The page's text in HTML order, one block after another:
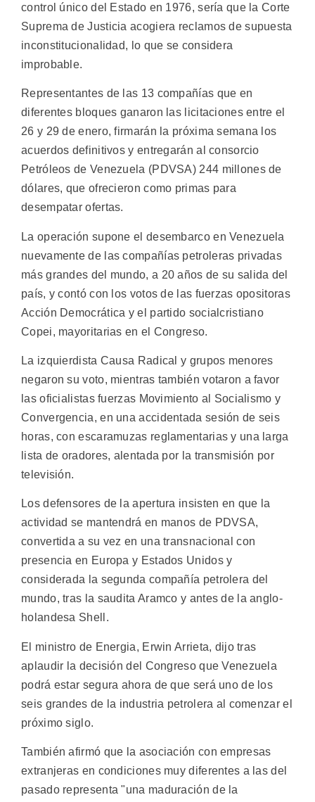
control único del Estado en 1976, sería que la Corte
Suprema de Justicia acogiera reclamos de supuesta
inconstitucionalidad, lo que se considera
improbable.
Representantes de las 13 compañías que en
diferentes bloques ganaron las licitaciones entre el
26 y 29 de enero, firmarán la próxima semana los
acuerdos definitivos y entregarán al consorcio
Petróleos de Venezuela (PDVSA) 244 millones de
dólares, que ofrecieron como primas para
desempatar ofertas.
La operación supone el desembarco en Venezuela
nuevamente de las compañías petroleras privadas
más grandes del mundo, a 20 años de su salida del
país, y contó con los votos de las fuerzas opositoras
Acción Democrática y el partido socialcristiano
Copei, mayoritarias en el Congreso.
La izquierdista Causa Radical y grupos menores
negaron su voto, mientras también votaron a favor
las oficialistas fuerzas Movimiento al Socialismo y
Convergencia, en una accidentada sesión de seis
horas, con escaramuzas reglamentarias y una larga
lista de oradores, alentada por la transmisión por
televisión.
Los defensores de la apertura insisten en que la
actividad se mantendrá en manos de PDVSA,
convertida a su vez en una transnacional con
presencia en Europa y Estados Unidos y
considerada la segunda compañía petrolera del
mundo, tras la saudita Aramco y antes de la anglo-
holandesa Shell.
El ministro de Energia, Erwin Arrieta, dijo tras
aplaudir la decisión del Congreso que Venezuela
podrá estar segura ahora de que será uno de los
seis grandes de la industria petrolera al comenzar el
próximo siglo.
También afirmó que la asociación con empresas
extranjeras en condiciones muy diferentes a las del
pasado representa "una maduración de la